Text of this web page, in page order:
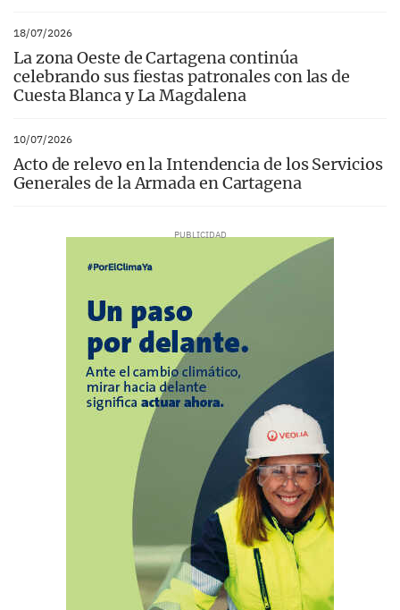
18/07/2026
La zona Oeste de Cartagena continúa
celebrando sus fiestas patronales con las de
Cuesta Blanca y La Magdalena
10/07/2026
Acto de relevo en la Intendencia de los Servicios
Generales de la Armada en Cartagena